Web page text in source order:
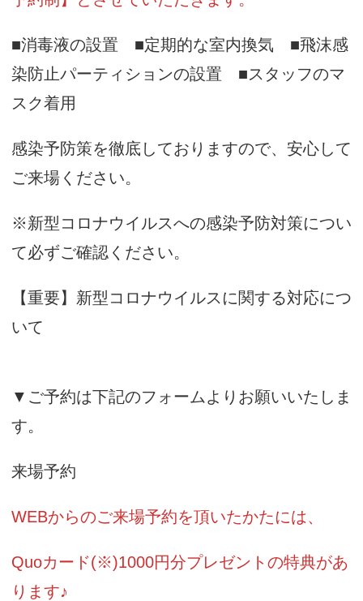
■消毒液の設置 ■定期的な室内換気 ■飛沫感
染防止パーティションの設置 ■スタッフのマ
スク着用
感染予防策を徹底しておりますので、安心して
ご来場ください。
※新型コロナウイルスへの感染予防対策につい
て必ずご確認ください。
【重要】新型コロナウイルスに関する対応につ
いて
▼ご予約は下記のフォームよりお願いいたしま
す。
来場予約
WEBからのご来場予約を頂いたかたには、
Quoカード(※)1000円分プレゼントの特典があ
ります♪